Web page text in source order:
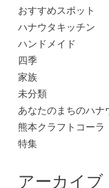
おすすめスポット
ハナウタキッチン
ハンドメイド
四季
家族
未分類
あなたのまちのハナ
熊本クラフトコーラ
特集
アーカイブ